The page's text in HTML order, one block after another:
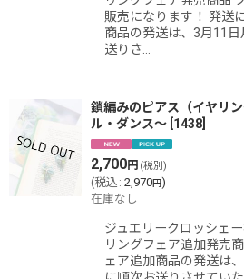
販売になります！ 発
商品の発送は、3月11
送りさ…
鎖編みのピアス（イヤリ
ル・ダンス〜 1438
2,700円 (税別)
(税込 : 2,970円)
在庫なし
ジュエリークロッシェ
リングフェア追加発売
ェア追加商品の発送は